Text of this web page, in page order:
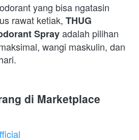
yang bisa ngatasin
rawat ketiak, THUG
Spray adalah pilihan
wangi maskulin, dan
di Marketplace